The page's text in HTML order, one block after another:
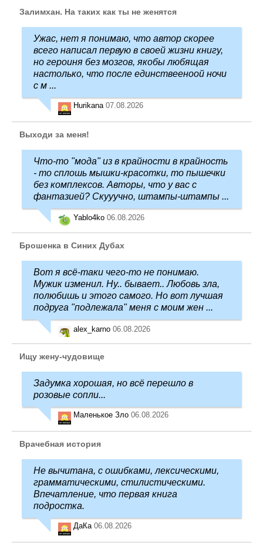
Залимхан. На таких как ты не женятся
Ужас, нет я понимаю, что автор скорее
всего написал первую в своей жизни книгу,
но героиня без мозгов, якобы любящая
настолько, что после единствееноой ночи
с м ...
Hurikana 07.08.2026
Выходи за меня!
Что-то "мода" из в крайности в крайность
- то сплошь мышки-красотки, то пышечки
без комплексов. Авторы, что у вас с
фантазией? Скууучно, штампы-штампы ...
Yablo4ko 06.08.2026
Брошенка в Синих Дубах
Вот я всё-таки чего-то не понимаю.
Мужик изменил. Ну.. бывает.. Любовь зла,
полюбишь и этого самого. Но вот лучшая
подруга "подлежала" меня с моим жен ...
alex_karno 06.08.2026
Ищу жену-чудовище
Задумка хорошая, но всё перешло в
розовые сопли...
Маленькое Зло 06.08.2026
Врачебная история
Не вычитана, с ошибками, лексическими,
грамматическими, стилистическими.
Впечатление, что первая книга
подростка.
ДаКа 06.08.2026